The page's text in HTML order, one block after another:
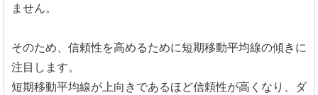
ません。
そのため、信頼性を高めるために短期移動平均線の傾きに
注目します。
短期移動平均線が上向きであるほど信頼性が高くなり、ダ